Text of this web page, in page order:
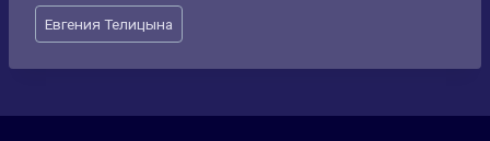
Метки
записи:
Евгения Телицына